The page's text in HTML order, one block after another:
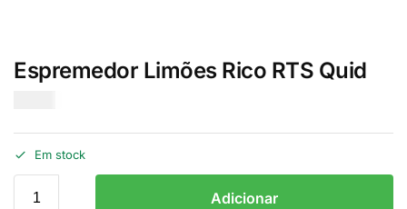
Espremedor Limões Rico RTS Quid
Em stock
Adicionar